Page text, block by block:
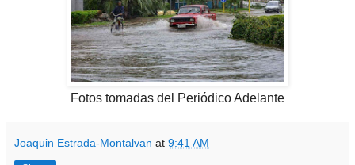
Fotos tomadas del Periódico Adelante
Joaquin Estrada-Montalvan at 9:41 AM